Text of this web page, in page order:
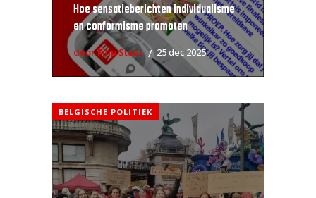
Hoe sensatieberichten individualisme
en conformisme promoten
door Filip Staes 25 dec 2025
BELGISCHE POLITIEK